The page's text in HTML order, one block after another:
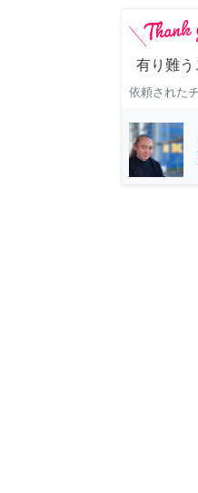
有り難う
依頼された